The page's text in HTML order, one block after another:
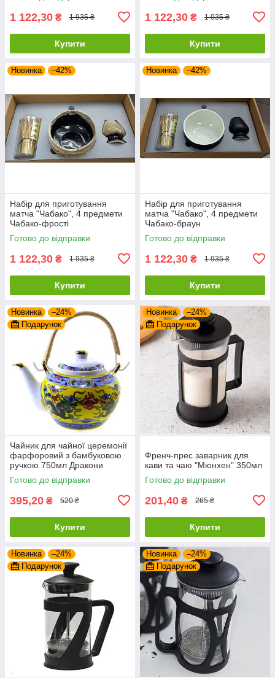
1 122,30 ₴ 1 935 ₴
Купити
1 122,30 ₴ 1 935 ₴
Купити
Новинка –42%
Набір для приготування
матча "Чабако", 4 предмети
Чабако-фрості
Готово до відправки
1 122,30 ₴ 1 935 ₴
Купити
Новинка –42%
Набір для приготування
матча "Чабако", 4 предмети
Чабако-браун
Готово до відправки
1 122,30 ₴ 1 935 ₴
Купити
Новинка
–24%
Подарунок
Чайник для чайної церемонії
фарфоровий з бамбуковою
ручкою 750мл Дракони
Готово до відправки
395,20 ₴ 520 ₴
Купити
Новинка
–24%
Подарунок
Френч-прес заварник для
кави та чаю "Мюнхен" 350мл
Готово до відправки
201,40 ₴ 265 ₴
Купити
Новинка
–24%
Подарунок
Новинка
–24%
Подарунок